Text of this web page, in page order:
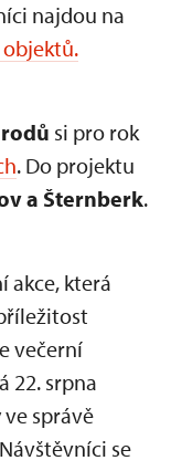
najdou na
si pro rok
. Do projektu
a Šternberk.
akce, která
večerní
22. srpna
správě
se